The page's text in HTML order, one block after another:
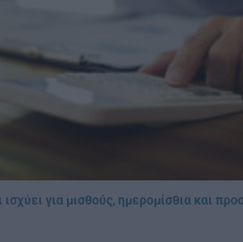
για μισθούς, ημερομίσθια και